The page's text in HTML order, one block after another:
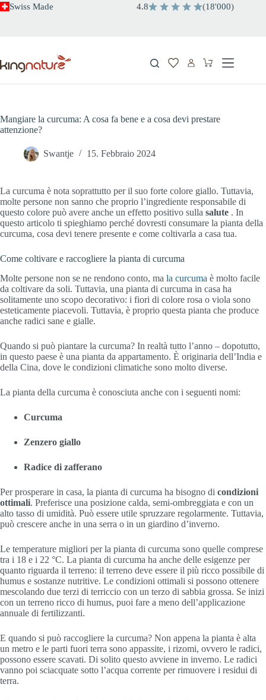
SaltaSwiss Made 4.8 (18'000)
Carrello
Mangiare la curcuma: A cosa fa bene e a cosa devi prestare
attenzione?
Swantje 15. Febbraio 2024
La curcuma è nota soprattutto per il suo forte colore giallo. Tuttavia,
molte persone non sanno che proprio l’ingrediente responsabile di
questo colore può avere anche un effetto positivo sulla salute . In
questo articolo ti spieghiamo perché dovresti consumare la pianta della
curcuma, cosa devi tenere presente e come coltivarla a casa tua.
Come coltivare e raccogliere la pianta di curcuma
Molte persone non se ne rendono conto, ma la curcuma è molto facile
da coltivare da soli. Tuttavia, una pianta di curcuma in casa ha
solitamente uno scopo decorativo: i fiori di colore rosa o viola sono
esteticamente piacevoli. Tuttavia, è proprio questa pianta che produce
anche radici sane e gialle.
Quando si può piantare la curcuma? In realtà tutto l’anno – dopotutto,
in questo paese è una pianta da appartamento. È originaria dell’India e
della Cina, dove le condizioni climatiche sono molto diverse.
La pianta della curcuma è conosciuta anche con i seguenti nomi:
Curcuma
Zenzero giallo
Radice di zafferano
Per prosperare in casa, la pianta di curcuma ha bisogno di condizioni
ottimali. Preferisce una posizione calda, semi-ombreggiata e con un
alto tasso di umidità. Può essere utile spruzzare regolarmente. Tuttavia,
può crescere anche in una serra o in un giardino d’inverno.
Le temperature migliori per la pianta di curcuma sono quelle comprese
tra i 18 e i 22 °C. La pianta di curcuma ha anche delle esigenze per
quanto riguarda il terreno: il terreno deve essere il più ricco possibile di
humus e sostanze nutritive. Le condizioni ottimali si possono ottenere
mescolando due terzi di terriccio con un terzo di sabbia grossa. Se inizi
con un terreno ricco di humus, puoi fare a meno dell’applicazione
annuale di fertilizzanti.
E quando si può raccogliere la curcuma? Non appena la pianta è alta
un metro e le parti fuori terra sono appassite, i rizomi, ovvero le radici,
possono essere scavati. Di solito questo avviene in inverno. Le radici
vanno poi sciacquate sotto l’acqua corrente per rimuovere i residui di
terra.